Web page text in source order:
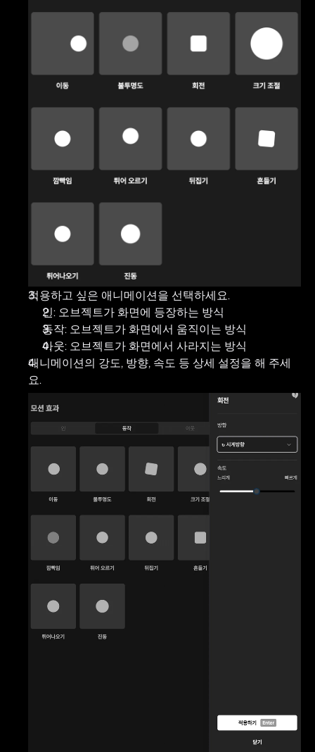
적용하고 싶은 애니메이션을 선택하세요.
인: 오브젝트가 화면에 등장하는 방식
동작: 오브젝트가 화면에서 움직이는 방식
아웃: 오브젝트가 화면에서 사라지는 방식
애니메이션의 강도, 방향, 속도 등 상세 설정을 해 주세
요.